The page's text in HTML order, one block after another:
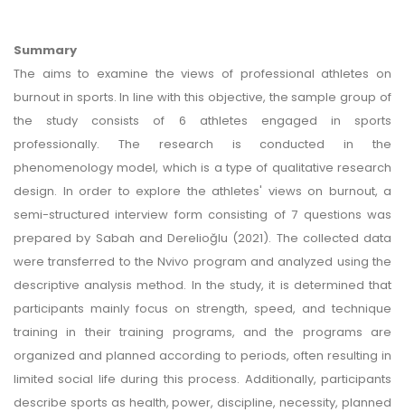
Summary
The aims to examine the views of professional athletes on
burnout in sports. In line with this objective, the sample group of
the study consists of 6 athletes engaged in sports
professionally. The research is conducted in the
phenomenology model, which is a type of qualitative research
design. In order to explore the athletes' views on burnout, a
semi-structured interview form consisting of 7 questions was
prepared by Sabah and Derelioğlu (2021). The collected data
were transferred to the Nvivo program and analyzed using the
descriptive analysis method. In the study, it is determined that
participants mainly focus on strength, speed, and technique
training in their training programs, and the programs are
organized and planned according to periods, often resulting in
limited social life during this process. Additionally, participants
describe sports as health, power, discipline, necessity, planned